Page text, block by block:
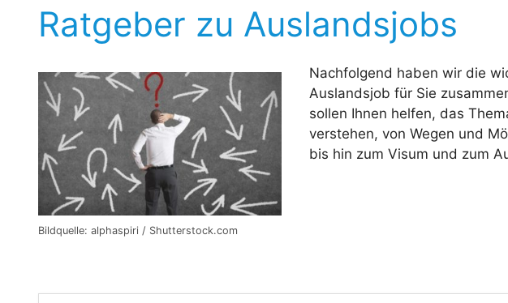
Ratgeber zu Auslandsjobs
Bildquelle: alphaspiri / Shutterstock.com
Nachfolgend haben wir die
Auslandsjob für Sie
sollen Ihnen helfen, das
verstehen, von Wegen und
bis hin zum Visum und zum